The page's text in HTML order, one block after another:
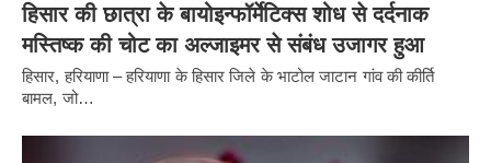
हिसार की छात्रा के बायोइन्फॉर्मेटिक्स शोध से दर्दनाक
मस्तिष्क की चोट का अल्जाइमर से संबंध उजागर हुआ
हिसार, हरियाणा – हरियाणा के हिसार जिले के भाटोल जाटान गांव की कीर्ति
बामल, जो…